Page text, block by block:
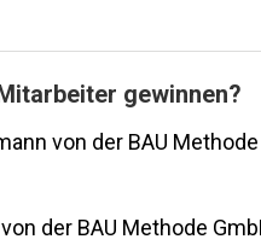
gewinnen?
von der BAU
von der BAU Methode